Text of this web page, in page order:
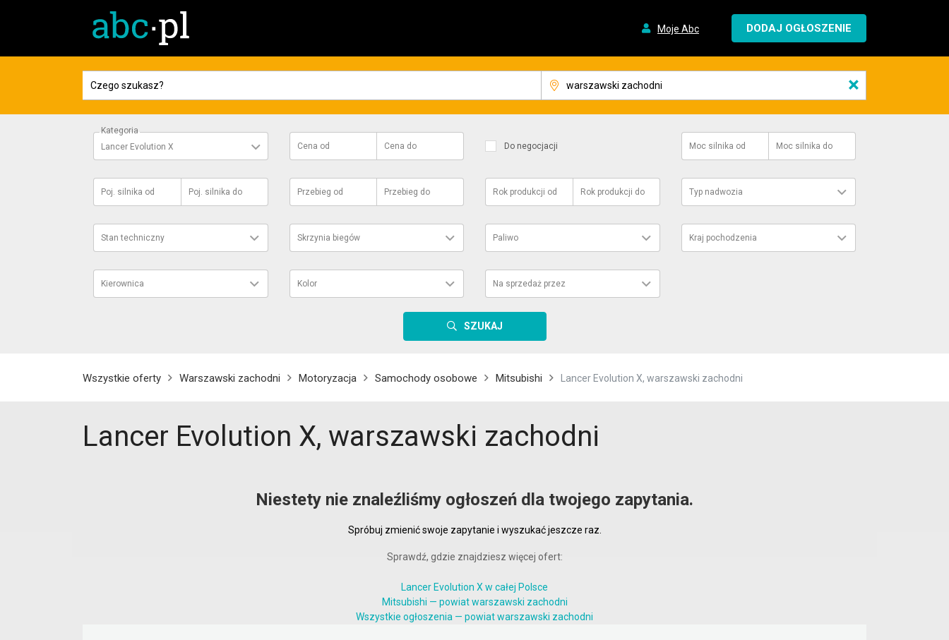
Moje Abc DODAJ OGŁOSZENIE
×
Kategoria
Lancer Evolution X
Cena od Cena do Do negocjacji Moc silnika od Moc silnika do
Poj. silnika od Poj. silnika do Przebieg od Przebieg do Rok produkcji od Rok produkcji do Typ nadwozia
Stan techniczny Skrzynia biegów Paliwo Kraj pochodzenia
Kierownica Kolor Na sprzedaż przez
SZUKAJ
Wszystkie oferty Warszawski zachodni Motoryzacja Samochody osobowe Mitsubishi Lancer Evolution X, warszawski zachodni
Lancer Evolution X, warszawski zachodni
Niestety nie znaleźliśmy ogłoszeń dla twojego zapytania.
Spróbuj zmienić swoje zapytanie i wyszukać jeszcze raz.
Sprawdź, gdzie znajdziesz więcej ofert:
Lancer Evolution X w całej Polsce
Mitsubishi — powiat warszawski zachodni
Wszystkie ogłoszenia — powiat warszawski zachodni